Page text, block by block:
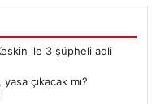
ile 3 şüpheli adli
çıkacak mı?